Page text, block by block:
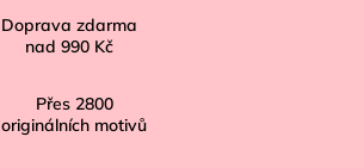
Doprava zdarma
nad 990 Kč
Přes 2800
originálních motivů